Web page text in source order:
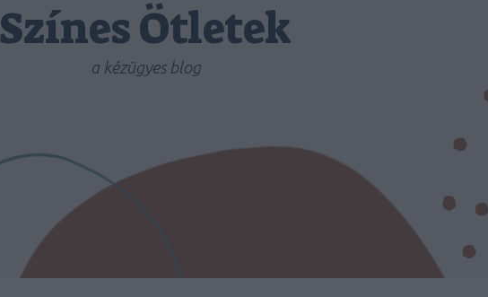
Színes Ötletek
a kézügyes blog